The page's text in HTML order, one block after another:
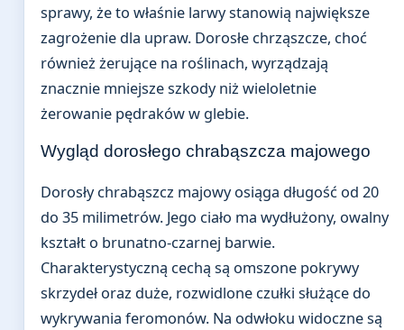
sprawy, że to właśnie larwy stanowią największe
zagrożenie dla upraw. Dorosłe chrząszcze, choć
również żerujące na roślinach, wyrządzają
znacznie mniejsze szkody niż wieloletnie
żerowanie pędraków w glebie.
Wygląd dorosłego chrabąszcza majowego
Dorosły chrabąszcz majowy osiąga długość od 20
do 35 milimetrów. Jego ciało ma wydłużony, owalny
kształt o brunatno-czarnej barwie.
Charakterystyczną cechą są omszone pokrywy
skrzydeł oraz duże, rozwidlone czułki służące do
wykrywania feromonów. Na odwłoku widoczne są